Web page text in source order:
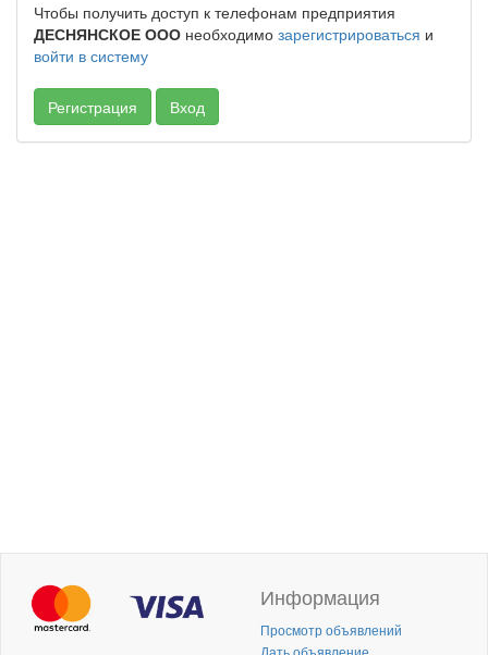
Чтобы получить доступ к телефонам предприятия
ДЕСНЯНСКОЕ ООО необходимо зарегистрироваться и
войти в систему
Регистрация Вход
Информация
Просмотр объявлений
Дать объявление